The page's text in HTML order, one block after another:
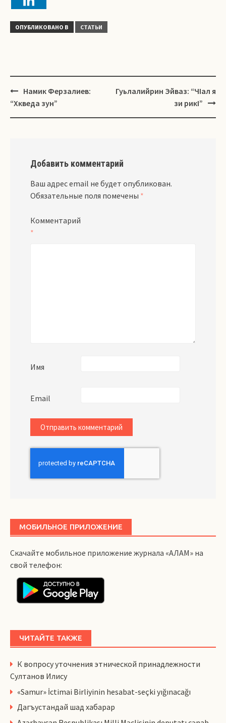
ОПУБЛИКОВАНО В СТАТЬИ
Навигация
Намик Ферзалиев:
“Хкведа зун”
Гуьлалийрин Эйваз: “ЧIал я
зи рикI”
Добавить комментарий
Ваш адрес email не будет опубликован.
Обязательные поля помечены *
Комментарий
*
Имя
Email
МОБИЛЬНОЕ ПРИЛОЖЕНИЕ
Скачайте мобильное приложение журнала «АЛАМ» на
свой телефон:
ЧИТАЙТЕ ТАКЖЕ
К вопросу уточнения этнической принадлежности
Султанов Илису
«Samur» İctimai Birliyinin hesabat-seçki yığınacağı
Дагъустандай шад хабарар